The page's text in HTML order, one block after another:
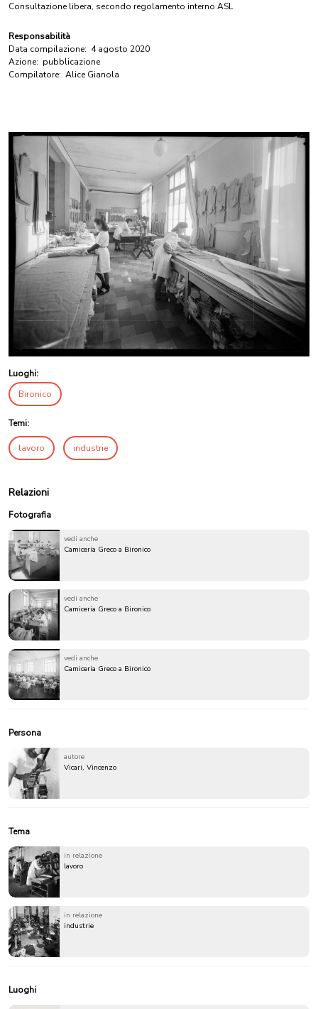
Consultazione libera, secondo regolamento interno ASL
Responsabilità
Data compilazione: 4 agosto 2020
Azione: pubblicazione
Compilatore: Alice Gianola
Luoghi:
Bironico
Temi:
lavoro industrie
Relazioni
Fotografia
vedi anche
Camiceria Greco a Bironico
vedi anche
Camiceria Greco a Bironico
vedi anche
Camiceria Greco a Bironico
Persona
autore
Vicari, Vincenzo
Tema
in relazione
lavoro
in relazione
industrie
Luoghi